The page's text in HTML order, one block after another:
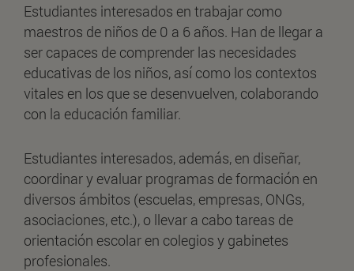
Estudiantes interesados en trabajar como
maestros de niños de 0 a 6 años. Han de llegar a
ser capaces de comprender las necesidades
educativas de los niños, así como los contextos
vitales en los que se desenvuelven, colaborando
con la educación familiar.
Estudiantes interesados, además, en diseñar,
coordinar y evaluar programas de formación en
diversos ámbitos (escuelas, empresas, ONGs,
asociaciones, etc.), o llevar a cabo tareas de
orientación escolar en colegios y gabinetes
profesionales.